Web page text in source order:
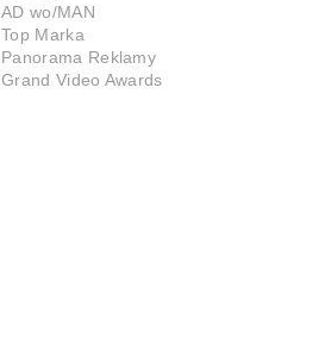
AD wo/MAN
Top Marka
Panorama Reklamy
Grand Video Awards